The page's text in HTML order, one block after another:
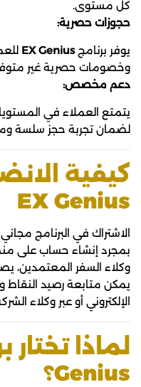
كل مستوى.
حجوزات حصرية:
يوفر برنامجEX Genius
وخصومات حصرية غير
دعم مخصص:
يتمتع العملاء في
لضمان تجربة حجز سلسة
كيفية
EX Genius
الاشتراك في البرنامج
بمجرد إنشاء حساب على
وكلاء السفر المعتمدين،
يمكن متابعة رصيد
الإلكتروني أو عبر وكلاء
Genius؟